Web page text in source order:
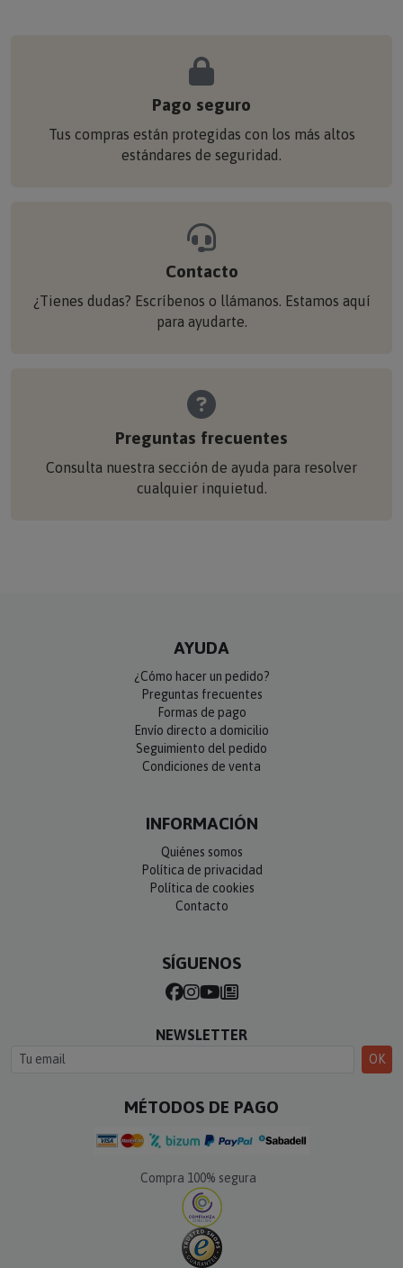
Pago seguro
Tus compras están protegidas con los más altos
estándares de seguridad.
Contacto
¿Tienes dudas? Escríbenos o llámanos. Estamos aquí
para ayudarte.
Preguntas frecuentes
Consulta nuestra sección de ayuda para resolver
cualquier inquietud.
AYUDA
¿Cómo hacer un pedido?
Preguntas frecuentes
Formas de pago
Envío directo a domicilio
Seguimiento del pedido
Condiciones de venta
INFORMACIÓN
Quiénes somos
Política de privacidad
Política de cookies
Contacto
SÍGUENOS
NEWSLETTER
OK
MÉTODOS DE PAGO
Compra 100% segura